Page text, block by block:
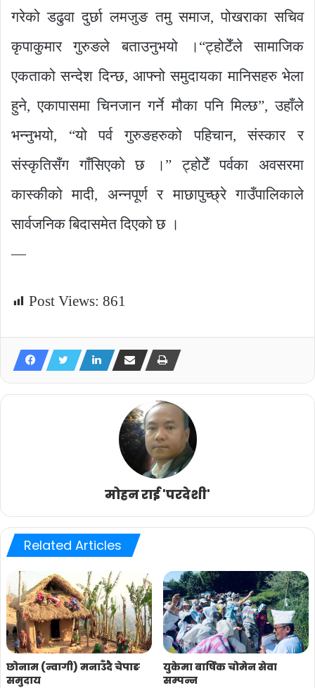
गरेको डढुवा दुर्छा लमजुङ तमु समाज, पोखराका सचिव
कृपाकुमार गुरुङले बताउनुभयो ।“ट्होटेँले सामाजिक
एकताको सन्देश दिन्छ, आफ्नो समुदायका मानिसहरु भेला
हुने, एकापासमा चिनजान गर्ने मौका पनि मिल्छ”, उहाँले
भन्नुभयो, “यो पर्व गुरुङहरुको पहिचान, संस्कार र
संस्कृतिसँग गाँसिएको छ ।” ट्होटेँ पर्वका अवसरमा
कास्कीको मादी, अन्नपूर्ण र माछापुच्छ्रे गाउँपालिकाले
सार्वजनिक बिदासमेत दिएको छ ।
—
Post Views: 861
मोहन राई 'परदेशी'
Related Articles
छोनाम (न्वागी) मनाउँदै चेपाङ
समुदाय
युकेमा बार्षिक चोमेन सेवा
सम्पन्न